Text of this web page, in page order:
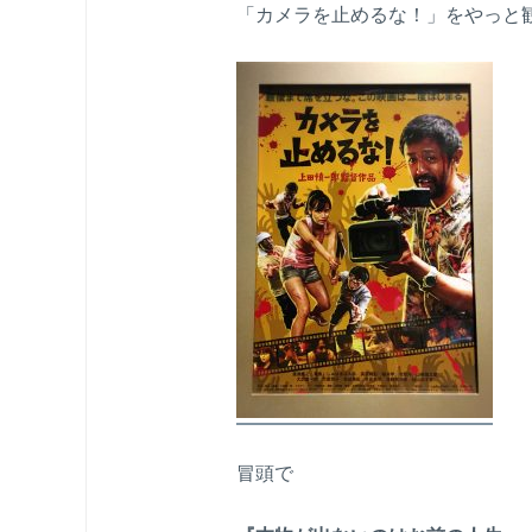
「カメラを止めるな！」をやっと
冒頭で